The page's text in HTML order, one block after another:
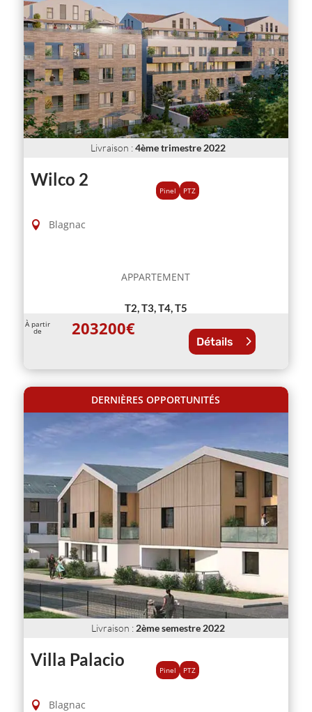
Livraison :4ème trimestre 2022
Wilco 2
Pinel PTZ
Blagnac
APPARTEMENT
T2, T3, T4, T5
À partir
de 203200€
Détails
DERNIÈRES OPPORTUNITÉS
Livraison : 2ème semestre 2022
Villa Palacio
Pinel PTZ
Blagnac